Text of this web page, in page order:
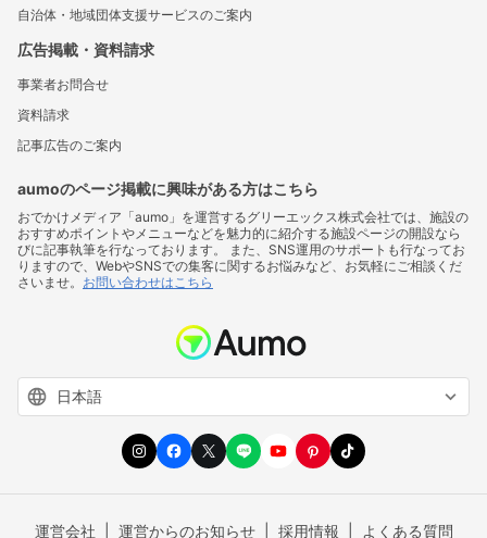
自治体・地域団体支援サービスのご案内
広告掲載・資料請求
事業者お問合せ
資料請求
記事広告のご案内
aumoのページ掲載に興味がある方はこちら
おでかけメディア「aumo」を運営するグリーエックス株式会社では、施設の
おすすめポイントやメニューなどを魅力的に紹介する施設ページの開設なら
びに記事執筆を行なっております。 また、SNS運用のサポートも行なってお
りますので、WebやSNSでの集客に関するお悩みなど、お気軽にご相談くだ
さいませ。 お問い合わせはこちら
運営会社 運営からのお知らせ 採用情報 よくある質問